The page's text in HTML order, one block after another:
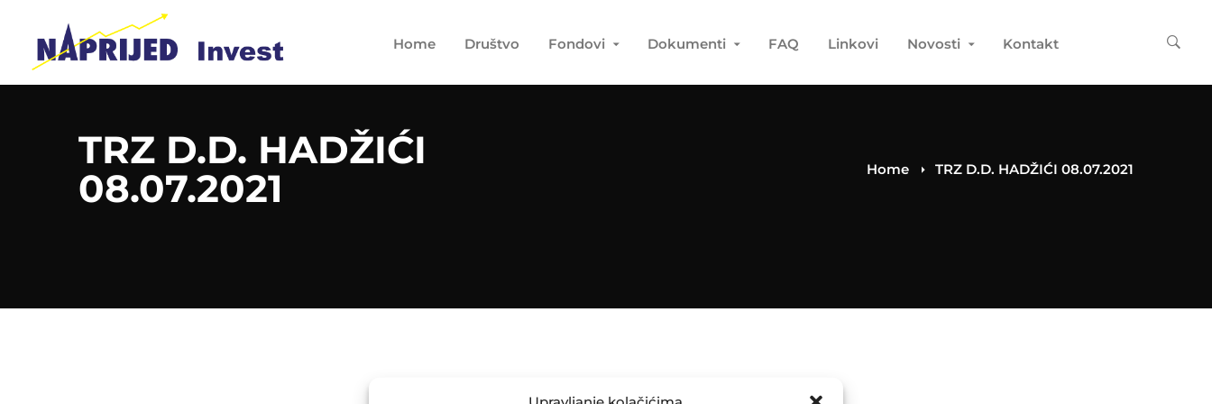
Home Društvo Fondovi Dokumenti FAQ Linkovi Novosti Kontakt
TRZ D.D. HADŽIĆI
08.07.2021
Home TRZ D.D. HADŽIĆI 08.07.2021